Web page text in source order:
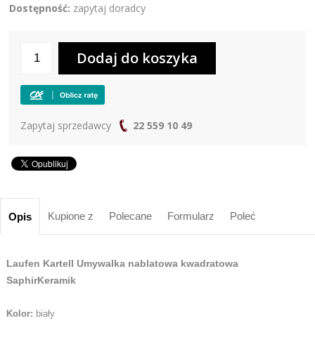
Dostępność: zapytaj doradcy
Zapytaj sprzedawcy 22 559 10 49
Opis Kupione z Polecane Formularz Poleć
Laufen Kartell Umywalka nablatowa kwadratowa
SaphirKeramik
Kolor: biały